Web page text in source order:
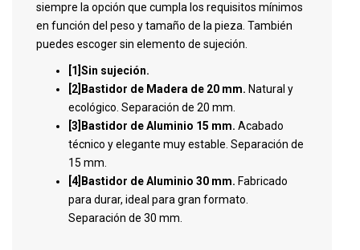
siempre la opción que cumpla los requisitos mínimos
en función del peso y tamaño de la pieza. También
puedes escoger sin elemento de sujeción.
[1]Sin sujeción.
[2]Bastidor de Madera de 20 mm. Natural y
ecológico. Separación de 20 mm.
[3]Bastidor de Aluminio 15 mm. Acabado
técnico y elegante muy estable. Separación de
15 mm.
[4]Bastidor de Aluminio 30 mm. Fabricado
para durar, ideal para gran formato.
Separación de 30 mm.